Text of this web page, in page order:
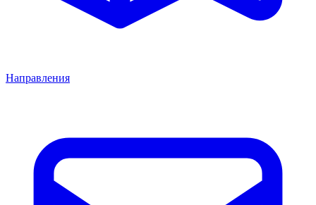
Направления